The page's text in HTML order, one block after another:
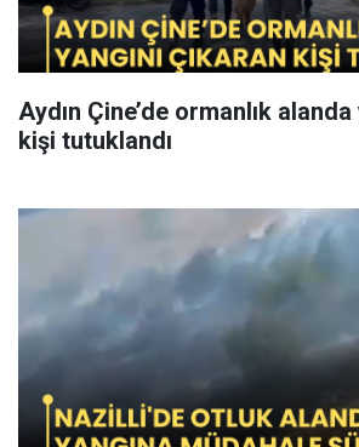
Aydın Çine’de ormanlık alanda
kişi tutuklandı